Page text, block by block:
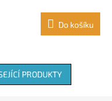
Do košíku
PRODUKTY